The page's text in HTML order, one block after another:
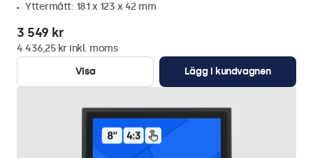
Yttermått: 181 x 123 x 42 mm
3 549 kr
4 436,25 kr inkl. moms
Visa
Lägg i kundvagnen